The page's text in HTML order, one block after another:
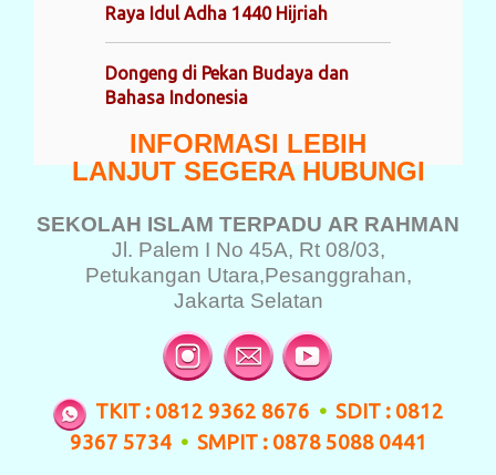
Raya Idul Adha 1440 Hijriah
Dongeng di Pekan Budaya dan
Bahasa Indonesia
INFORMASI LEBIH
LANJUT SEGERA HUBUNGI
SEKOLAH ISLAM TERPADU AR RAHMAN
Jl. Palem I No 45A, Rt 08/03,
Petukangan Utara,Pesanggrahan,
Jakarta Selatan
TKIT : 0812 9362 8676 • SDIT : 0812
9367 5734 • SMPIT : 0878 5088 0441